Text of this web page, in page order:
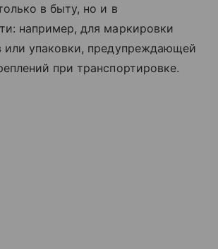
в быту, но и в
например, для маркировки
или упаковки, предупреждающей
при транспортировке.